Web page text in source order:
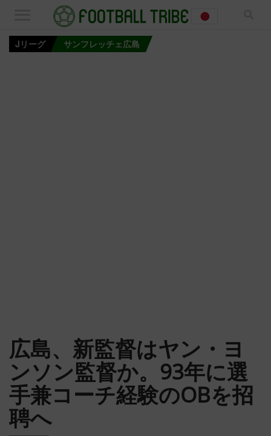
Jリーグ サンフレッチェ広島
広島、新監督はヤン・ヨ
ンソン監督か。93年に選
手兼コーチ経験のOBを招
聘へ